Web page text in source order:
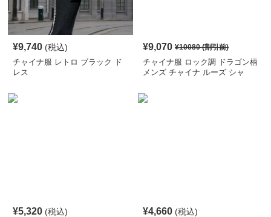
¥9,740 (税込)
チャイナ服 レトロ ブラック ド
レス
¥9,070 ¥10080(割引前)
チャイナ服 ロック調 ドラゴン柄
メンズ チャイナ ルーズ シャ
¥5,320 (税込) ¥4,660 (税込)